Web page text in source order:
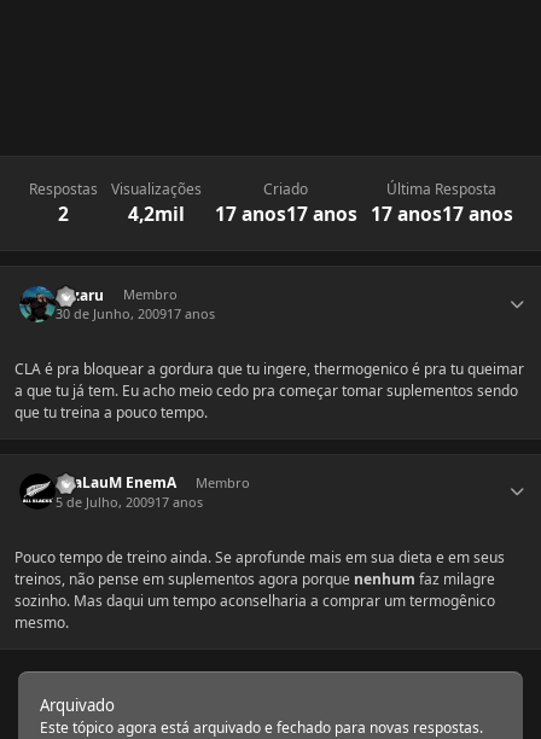
Respostas
2
Visualizações
4,2mil
Criado
17 anos17 anos
Última Resposta
17 anos17 anos
oozaru
Membro
30 de Junho, 200917 anos
CLA é pra bloquear a gordura que tu ingere, thermogenico é pra tu queimar
a que tu já tem. Eu acho meio cedo pra começar tomar suplementos sendo
que tu treina a pouco tempo.
ThaLauM EnemA
Membro
5 de Julho, 200917 anos
Pouco tempo de treino ainda. Se aprofunde mais em sua dieta e em seus
treinos, não pense em suplementos agora porque nenhum faz milagre
sozinho. Mas daqui um tempo aconselharia a comprar um termogênico
mesmo.
Arquivado
Este tópico agora está arquivado e fechado para novas respostas.